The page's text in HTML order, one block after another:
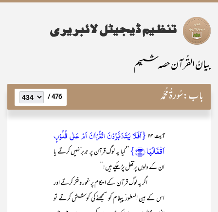
بیانُ القُرآن حصہ ششم
باب:سُورۃُ مُحَمَّد 476 /
آیت ۲۴
{اَفَلَا یَتَدَبَّرُوۡنَ الۡقُرۡاٰنَ اَمۡ عَلٰی قُلُوۡبٍ
اَقۡفَالُہَا ﴿۲۴﴾}
’’کیا یہ لوگ قرآن پر تدبر ّنہیں کرتے یا
ان کے دلوں پر قفل پڑ چکے ہیں!‘‘
اگر یہ لوگ قرآن کے احکام پر غور و فکر کرتے اور
اس کے بین السطور ّپیغام کو سمجھنے کی کوشش کرتے تو